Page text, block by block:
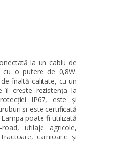
la un cablu de
cu o putere de 0,8W.
înaltă calitate, cu un
îi crește rezistența la
IP67, este și
și este certificată
Lampa poate fi utilizată
utilaje agricole,
camioane și